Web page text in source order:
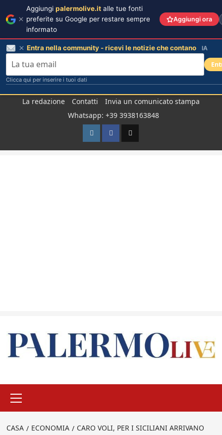
La redazione Contatti
Invia un comunicato stampa
Whatsapp: +39 3938163848
InstagramFacebook
TikTok
principale
CASA ECONOMIA
CARO VOLI, PER I SICILIANI ARRIVANO
Aggiungi palermolive.it alle tue fonti
preferite su Google per restare sempre
informato
Aggiungi ora
Entra nella community - ricevi le notizie che contano IA
Clicca qui per inserire i tuoi dati